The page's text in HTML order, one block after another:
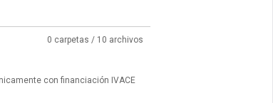
0 carpetas / 10 archivos
con financiación IVACE